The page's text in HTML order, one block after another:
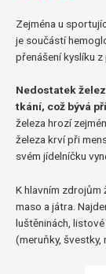
Zejména u
je součástí
přenášení kyslíku z
Nedostatek
tkání, což bývá
železa hrozí
železa krví při
svém jídelníčku
K hlavním zdrojům
maso a játra.
luštěninách,
(meruňky, švestky,